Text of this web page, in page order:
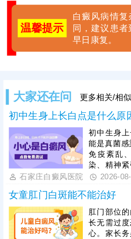
温馨提示
白癜风病情
同，建议患
早日康复。
大家还在问 更多相关/相
初中生身上长白点是什么原
初中生身
能是真菌
免疫紊乱
染、精神
白癜风。
处时期和类
病因个性
原。
石家庄白癜风医院 2026-
女童肛门白斑能不能治好
肛门部位
长无需过
心。家长务